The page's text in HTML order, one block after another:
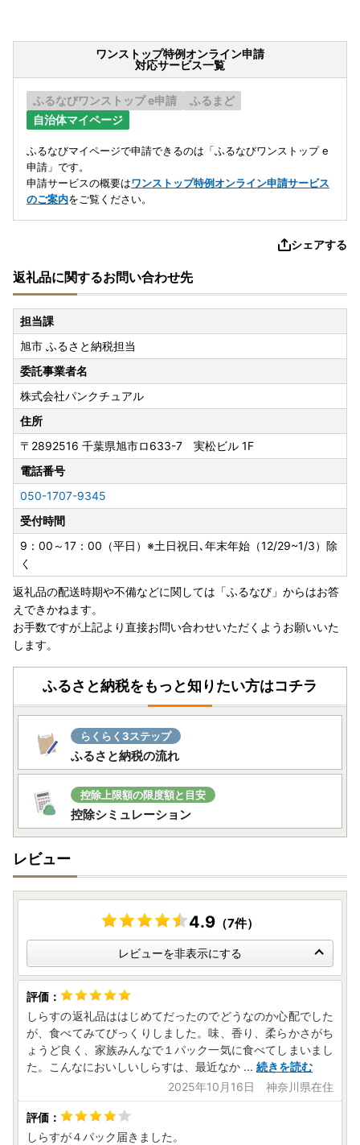
ワンストップ特例オンライン申請
対応サービス一覧
ふるなびワンストップ e申請
ふるまど
自治体マイページ
ふるなびマイページで申請できるのは「ふるなびワンストップ e
申請」です。
申請サービスの概要はワンストップ特例オンライン申請サービス
のご案内をご覧ください。
シェアする
返礼品に関するお問い合わせ先
担当課
旭市 ふるさと納税担当
委託事業者名
株式会社パンクチュアル
住所
〒2892516 千葉県旭市ロ633-7 実松ビル 1F
電話番号
050-1707-9345
受付時間
9：00～17：00（平日）※土日祝日､年末年始（12/29~1/3）除
く
返礼品の配送時期や不備などに関しては「ふるなび」からはお答
えできかねます。
お手数ですが上記より直接お問い合わせいただくようお願いいた
します。
ふるさと納税をもっと知りたい方はコチラ
らくらく3ステップ
ふるさと納税の流れ
控除上限額の限度額と目安
控除シミュレーション
レビュー
4.9 （7件）
レビューを非表示にする
しらすの返礼品ははじめてだったのでどうなのか心配でした
が、食べてみてびっくりしました。味、香り、柔らかさがち
ょうど良く、家族みんなで１パック一気に食べてしまいまし
た。こんなにおいしいしらすは、最近なか ... 続きを読む
2025年10月16日 神奈川県在住
しらすが４パック届きました。